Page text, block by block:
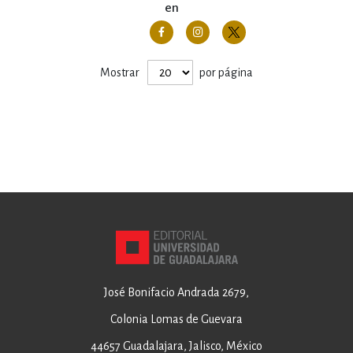
en
Mostrar por página
José Bonifacio Andrada 2679,
Colonia Lomas de Guevara
44657 Guadalajara, Jalisco, México